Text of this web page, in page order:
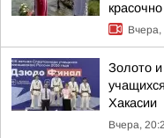
красочно
Вчера,
Золото
Хакасии
Вчера,